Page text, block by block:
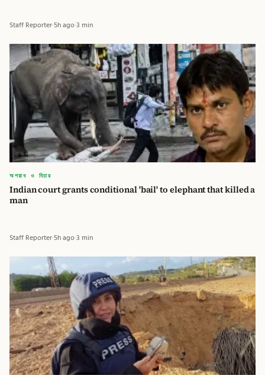
Staff Reporter·5h ago·3 min
অপরাধ ও বিচার
Indian court grants conditional 'bail' to elephant that killed a
man
Staff Reporter·5h ago·3 min